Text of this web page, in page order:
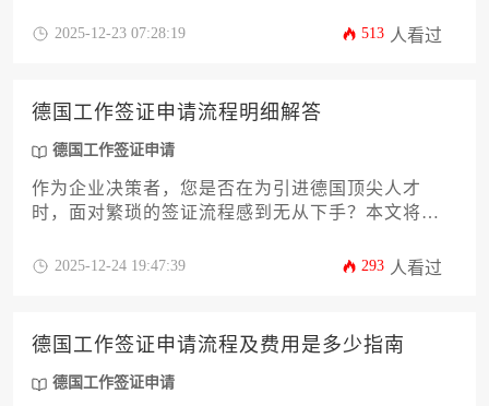
务。本文将系统性地剖析从评估现状、筛选新伙伴
证代理服务市场中选择到真正专业、可靠的长期合
作伙伴，确保企业德国工作签证申请工作的顺畅与
合规。
2025-12-23 07:28:19 513 人看过
德国工作签证申请流程明细解答
德国工作签证申请
作为企业决策者，您是否在为引进德国顶尖人才
时，面对繁琐的签证流程感到无从下手？本文将为
答，从前期资质审核到后期入境登记，系统梳理关
见误区，确保您的外籍雇员顺利合规入职。
2025-12-24 19:47:39 293 人看过
德国工作签证申请流程及费用是多少指南
德国工作签证申请